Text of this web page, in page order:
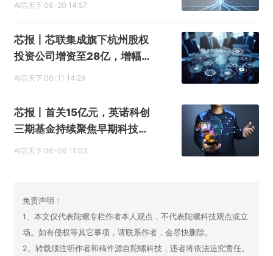
AI芯天下 06-20 14:57
芯报丨芯联集成旗下杭州股权
投资公司增资至28亿，增幅约
56%
AI芯天下 06-11 14:29
芯报丨首关15亿元，英诺科创
三期基金持续聚焦早期科技投
资
AI芯天下 06-06 11:03
免责声明：
1、本文仅代表陀螺专栏作者本人观点，不代表陀螺科技观点或立
场。如有侵权等其它事项，请联系作者，会尽快删除。
2、转载须注明作者和稿件源自陀螺科技，违者将依法追究责任。